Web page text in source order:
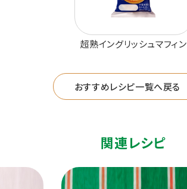
超熟イングリッシュマフィン
おすすめレシピ一覧へ戻る
関連レシピ